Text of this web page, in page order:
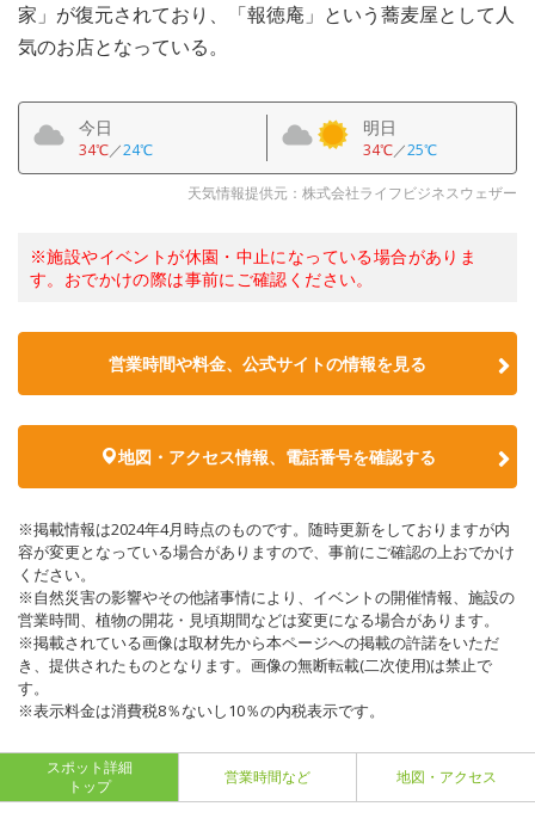
家」が復元されており、「報徳庵」という蕎麦屋として人
気のお店となっている。
今日
34℃／24℃
明日
34℃／25℃
天気情報提供元：株式会社ライフビジネスウェザー
※施設やイベントが休園・中止になっている場合がありま
す。おでかけの際は事前にご確認ください。
営業時間や料金、公式サイトの情報を見る
地図・アクセス情報、電話番号を確認する
※掲載情報は2024年4月時点のものです。随時更新をしておりますが内
容が変更となっている場合がありますので、事前にご確認の上おでかけ
ください。
※自然災害の影響やその他諸事情により、イベントの開催情報、施設の
営業時間、植物の開花・見頃期間などは変更になる場合があります。
※掲載されている画像は取材先から本ページへの掲載の許諾をいただ
き、提供されたものとなります。画像の無断転載(二次使用)は禁止で
す。
※表示料金は消費税8％ないし10％の内税表示です。
スポット詳細
トップ
営業時間など 地図・アクセス